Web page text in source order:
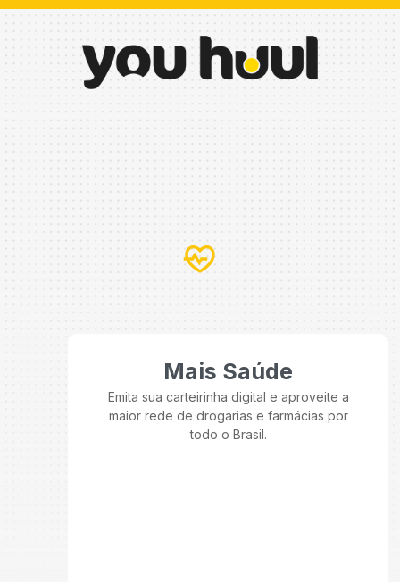
Mais Saúde
Emita sua carteirinha digital e aproveite a
maior rede de drogarias e farmácias por
todo o Brasil.